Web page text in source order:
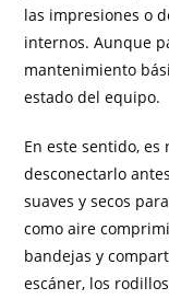
las impresiones o
internos. Aunque
mantenimiento
estado del equipo.
En este sentido,
desconectarlo
suaves y secos
como aire
bandejas y
escáner, los